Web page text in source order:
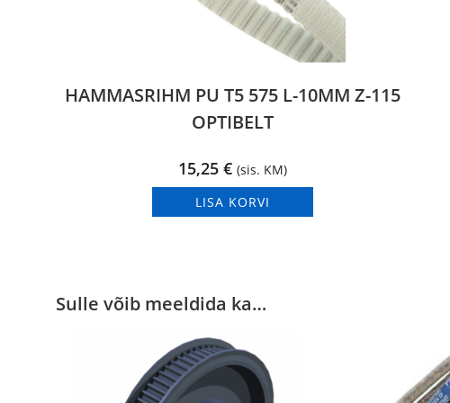
HAMMASRIHM PU T5 575 L-10MM Z-115
OPTIBELT
15,25€ (sis. KM)
LISA KORVI
Sulle võib meeldida ka…